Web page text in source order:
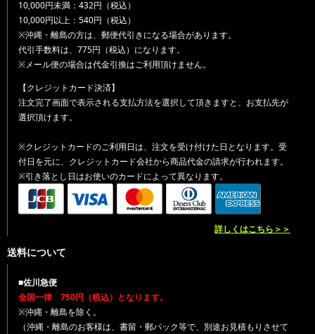
10,000円未満：432円（税込）
10,000円以上：540円（税込）
※沖縄・離島の方は、郵便代引きになる場合があります。
代引手数料は、775円（税込）になります。
※メール便の場合は代金引換はご利用頂けません。
【クレジットカード決済】
注文完了画面で表示される支払方法を選択して頂きますと、お支払先が
選択頂けます。
※クレジットカードのご利用日は、注文を受け付けた日となります。受
付日を元に、クレジットカード会社から商品代金の請求が行われます。
※引き落とし日はお使いのカードによって異なります。
詳しくはこちら＞＞
送料について
■佐川急便
全国一律 750円（税込）となります。
※沖縄・離島を除く。
（沖縄・離島のお客様は、書留・郵パック等で、別途お見積もりさせて